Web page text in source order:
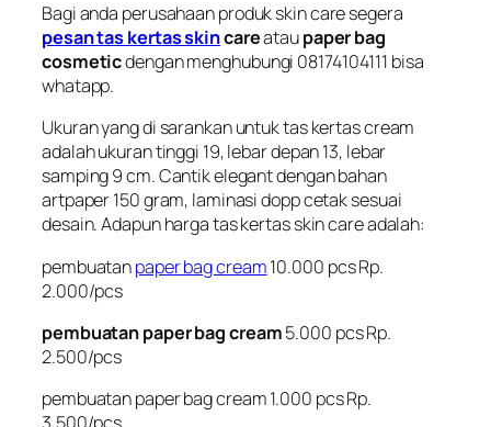
Bagi anda perusahaanproduk skin caresegera
pesan tas kertas skincareataupaper bag
cosmeticdengan menghubungi 08174104111 bisa
whatapp.
Ukuran yang di sarankan untuk tas kertas cream
adalah ukuran tinggi 19, lebar depan 13, lebar
samping 9 cm. Cantik elegant dengan bahan
artpaper 150 gram, laminasi dopp cetak sesuai
desain. Adapun harga tas kertas skin care adalah:
pembuatanpaper bag cream10.000 pcs Rp.
2.000/pcs
pembuatan paper bag cream5.000 pcs Rp.
2.500/pcs
pembuatanpaper bag cream1.000 pcs Rp.